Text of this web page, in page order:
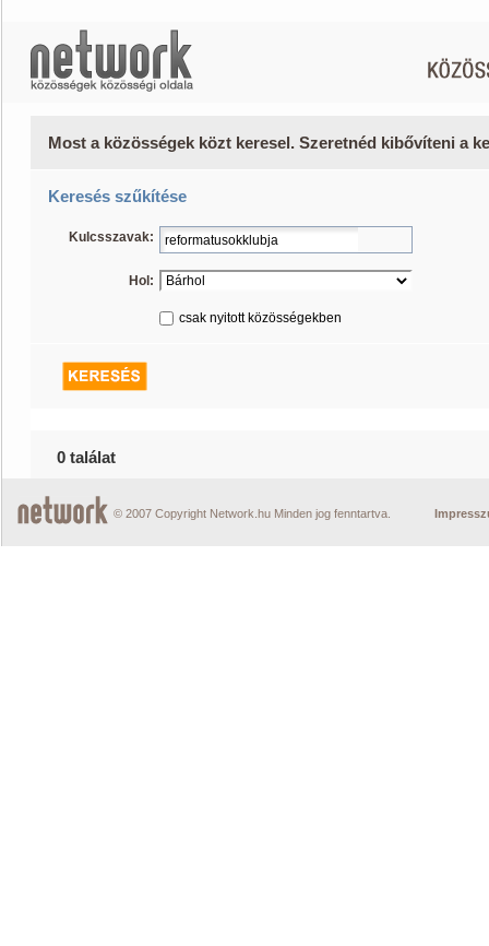
Most a közösségek közt keresel. Szeretnéd kibővíteni a
Keresés szűkítése
Kulcsszavak:
Hol:
csak nyitott közösségekben
0 találat
© 2007 Copyright Network.hu Minden jog fenntartva.